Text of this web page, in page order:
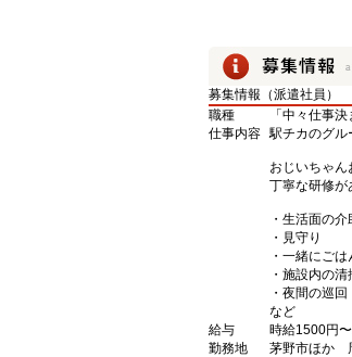
募集情報（派遣社員）
職種
「中々仕事
仕事内容 駅チカのグル
おじいちゃん
丁寧な研修が
・生活面の介
・見守り
・一緒にご
・施設内の清
・夜間の巡
など
給与
時給1500円
勤務地
茅野市ほか